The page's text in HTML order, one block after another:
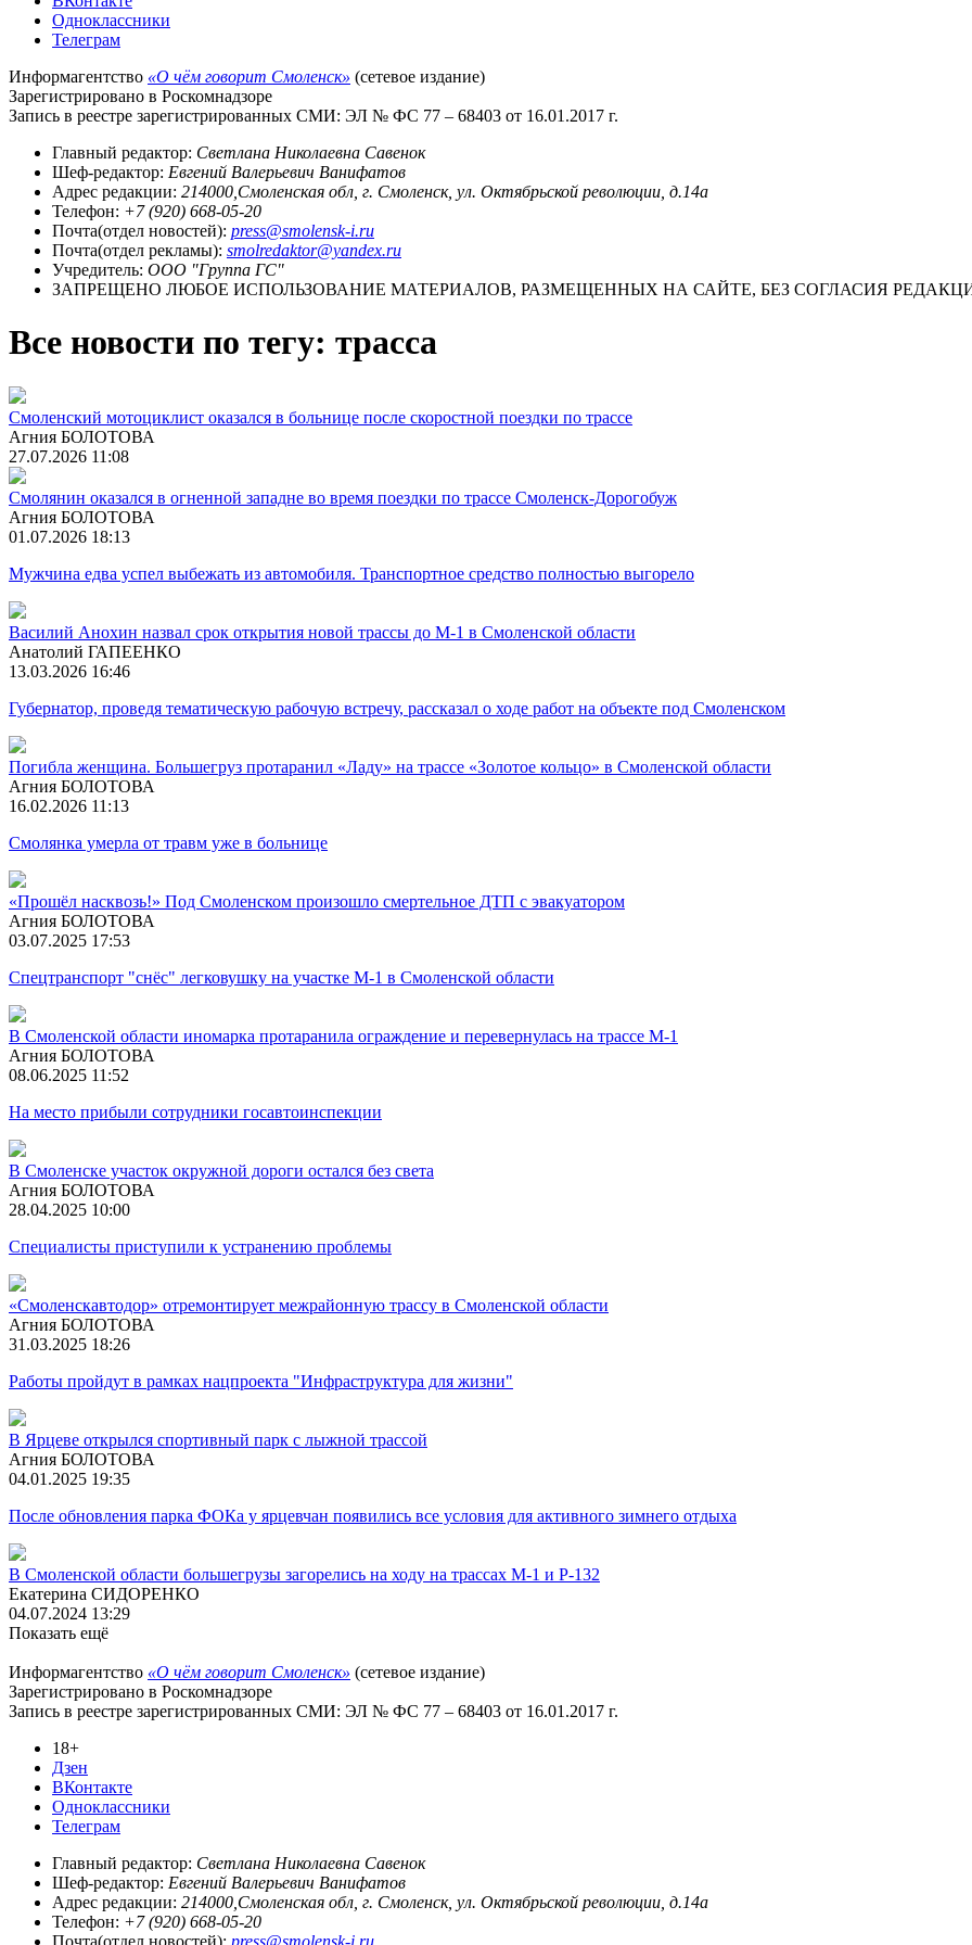
Одноклассники
Телеграм
Информагентство «О чём говорит Смоленск» (сетевое издание)
Зарегистрировано в Роскомнадзоре
Запись в реестре зарегистрированных СМИ: ЭЛ № ФС 77 – 68403 от 16.01.2017 г.
Главный редактор: Светлана Николаевна Савенок
Шеф-редактор: Евгений Валерьевич Ванифатов
Адрес редакции: 214000,Смоленская обл, г. Смоленск, ул. Октябрьской революции, д.14а
Телефон: +7 (920) 668-05-20
Почта(отдел новостей): press@smolensk-i.ru
Почта(отдел рекламы): smolredaktor@yandex.ru
Учредитель: ООО "Группа ГС"
ЗАПРЕЩЕНО ЛЮБОЕ ИСПОЛЬЗОВАНИЕ МАТЕРИАЛОВ, РАЗМЕЩЕННЫХ НА САЙТЕ, БЕЗ СОГЛАСИЯ
Все новости по тегу: трасса
Смоленский мотоциклист оказался в больнице после скоростной поездки по трассе
Агния БОЛОТОВА
27.07.2026 11:08
Смолянин оказался в огненной западне во время поездки по трассе Смоленск-Дорогобуж
Агния БОЛОТОВА
01.07.2026 18:13
Мужчина едва успел выбежать из автомобиля. Транспортное средство полностью выгорело
Василий Анохин назвал срок открытия новой трассы до М-1 в Смоленской области
Анатолий ГАПЕЕНКО
13.03.2026 16:46
Губернатор, проведя тематическую рабочую встречу, рассказал о ходе работ на объекте под Смоленском
Погибла женщина. Большегруз протаранил «Ладу» на трассе «Золотое кольцо» в Смоленской области
Агния БОЛОТОВА
16.02.2026 11:13
Смолянка умерла от травм уже в больнице
«Прошёл насквозь!» Под Смоленском произошло смертельное ДТП с эвакуатором
Агния БОЛОТОВА
03.07.2025 17:53
Спецтранспорт "снёс" легковушку на участке М-1 в Смоленской области
В Смоленской области иномарка протаранила ограждение и перевернулась на трассе М-1
Агния БОЛОТОВА
08.06.2025 11:52
На место прибыли сотрудники госавтоинспекции
В Смоленске участок окружной дороги осталcя без света
Агния БОЛОТОВА
28.04.2025 10:00
Специалисты приступили к устранению проблемы
«Смоленскавтодор» отремонтирует межрайонную трассу в Смоленской области
Агния БОЛОТОВА
31.03.2025 18:26
Работы пройдут в рамках нацпроекта "Инфраструктура для жизни"
В Ярцеве открылся спортивный парк с лыжной трассой
Агния БОЛОТОВА
04.01.2025 19:35
После обновления парка ФОКа у ярцевчан появились все условия для активного зимнего отдыха
В Смоленской области большегрузы загорелись на ходу на трассах М-1 и Р-132
Екатерина СИДОРЕНКО
04.07.2024 13:29
Показать ещё
Информагентство «О чём говорит Смоленск» (сетевое издание)
Зарегистрировано в Роскомнадзоре
Запись в реестре зарегистрированных СМИ: ЭЛ № ФС 77 – 68403 от 16.01.2017 г.
18+
Дзен
ВКонтакте
Одноклассники
Телеграм
Главный редактор: Светлана Николаевна Савенок
Шеф-редактор: Евгений Валерьевич Ванифатов
Адрес редакции: 214000,Смоленская обл, г. Смоленск, ул. Октябрьской революции, д.14а
Телефон: +7 (920) 668-05-20
Почта(отдел новостей): press@smolensk-i.ru